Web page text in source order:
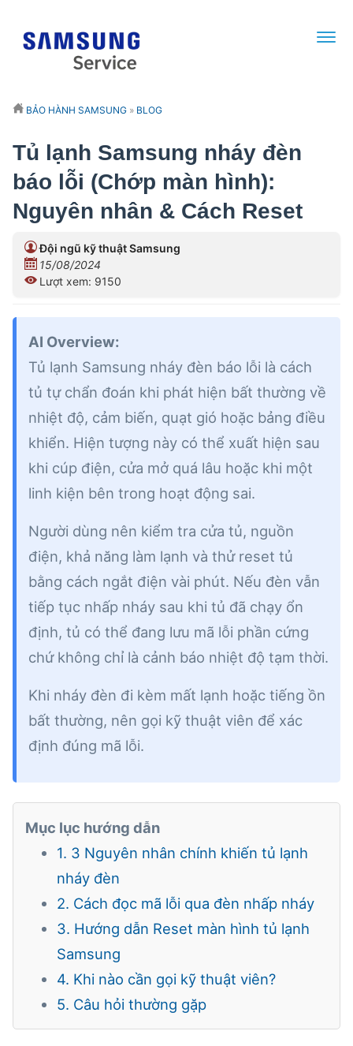
BẢO HÀNH SAMSUNG » BLOG
Tủ lạnh Samsung nháy đèn
báo lỗi (Chớp màn hình):
Nguyên nhân & Cách Reset
Đội ngũ kỹ thuật Samsung
15/08/2024
Lượt xem: 9150
AI Overview:
Tủ lạnh Samsung nháy đèn báo lỗi là cách
tủ tự chẩn đoán khi phát hiện bất thường về
nhiệt độ, cảm biến, quạt gió hoặc bảng điều
khiển. Hiện tượng này có thể xuất hiện sau
khi cúp điện, cửa mở quá lâu hoặc khi một
linh kiện bên trong hoạt động sai.
Người dùng nên kiểm tra cửa tủ, nguồn
điện, khả năng làm lạnh và thử reset tủ
bằng cách ngắt điện vài phút. Nếu đèn vẫn
tiếp tục nhấp nháy sau khi tủ đã chạy ổn
định, tủ có thể đang lưu mã lỗi phần cứng
chứ không chỉ là cảnh báo nhiệt độ tạm thời.
Khi nháy đèn đi kèm mất lạnh hoặc tiếng ồn
bất thường, nên gọi kỹ thuật viên để xác
định đúng mã lỗi.
Mục lục hướng dẫn
1. 3 Nguyên nhân chính khiến tủ lạnh
nháy đèn
2. Cách đọc mã lỗi qua đèn nhấp nháy
3. Hướng dẫn Reset màn hình tủ lạnh
Samsung
4. Khi nào cần gọi kỹ thuật viên?
5. Câu hỏi thường gặp